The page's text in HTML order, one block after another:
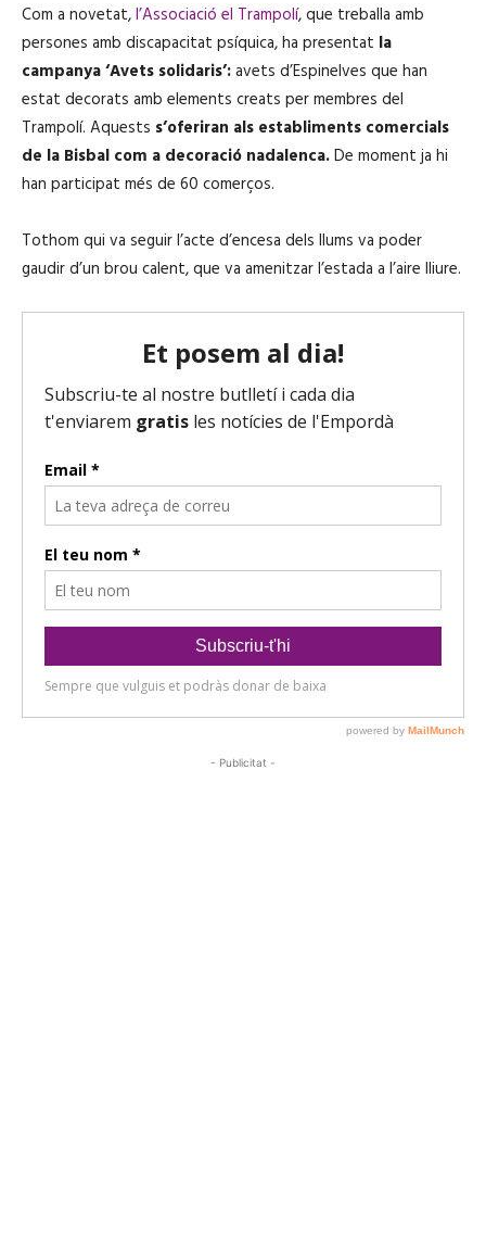
Com a novetat,l’Associació el Trampolí, que treballa amb
persones amb discapacitat psíquica, ha presentat la
campanya ‘Avets solidaris’:avets d’Espinelves que han
estat decorats amb elements creats per membres del
Trampolí. Aquests s’oferiran als establiments comercials
de la Bisbal com a decoració nadalenca.De moment ja hi
han participat més de 60 comerços.
Tothom qui va seguir l’acte d’encesa dels llums va poder
gaudir d’un brou calent, que va amenitzar l’estada a l’aire lliure.
- Publicitat -